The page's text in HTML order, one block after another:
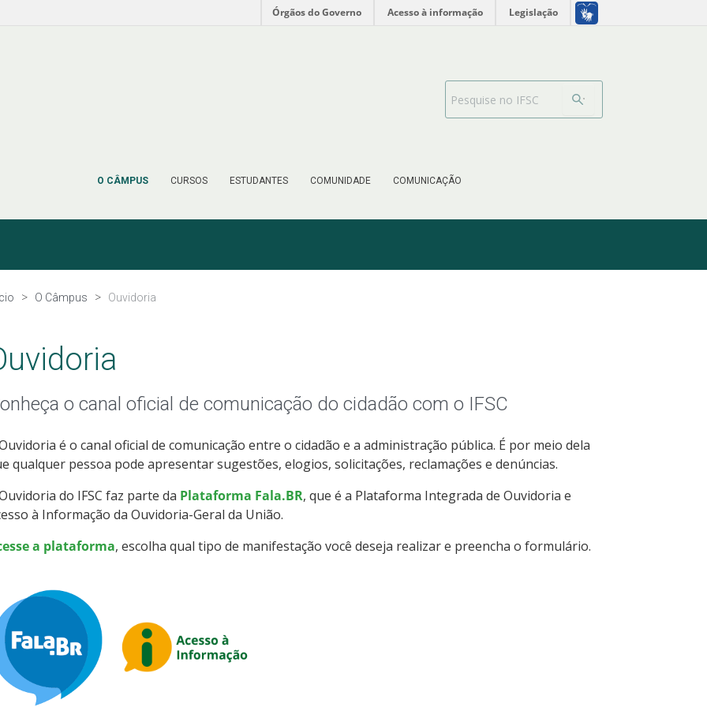
Órgãos do Governo Acesso à informação Legislação
O CÂMPUS CURSOS ESTUDANTES COMUNIDADE COMUNICAÇÃO
Barra de busca
O Câmpus Ouvidoria
o canal oficial de comunicação do cidadão com o IFSC
é o canal oficial de comunicação entre o cidadão e a administração pública. É por meio dela
qualquer pessoa pode apresentar sugestões, elogios, solicitações, reclamações e denúncias.
do IFSC faz parte da Plataforma Fala.BR, que é a Plataforma Integrada de Ouvidoria e
à Informação da Ouvidoria-Geral da União.
a plataforma, escolha qual tipo de manifestação você deseja realizar e preencha o formulário.